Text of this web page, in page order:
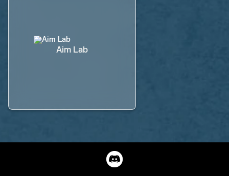
Aim Lab